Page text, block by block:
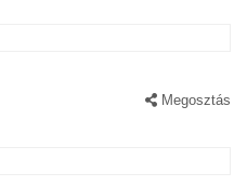
Megosztás